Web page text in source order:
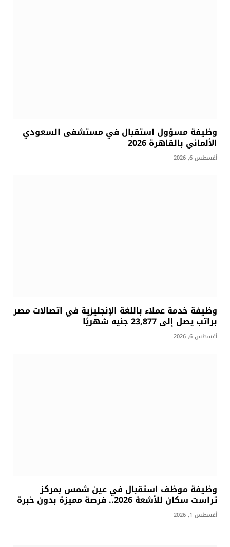
وظيفة مسؤول استقبال في مستشفى السعودي
الألماني بالقاهرة 2026
أغسطس 6, 2026
وظيفة خدمة عملاء باللغة الإنجليزية في اتصالات مصر
براتب يصل إلى 23,877 جنيه شهريًا
أغسطس 6, 2026
وظيفة موظف استقبال في عين شمس بمركز
تراست سكان للأشعة 2026.. فرصة مميزة بدون خبرة
أغسطس 1, 2026